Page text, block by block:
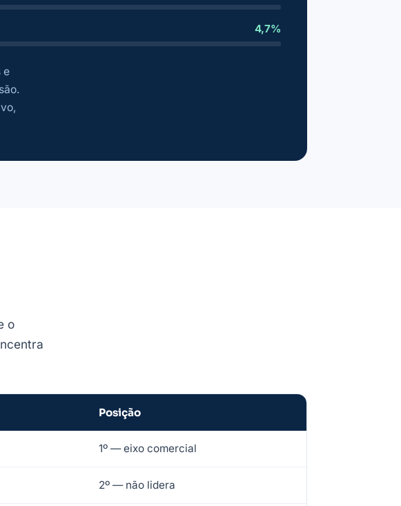
4,7%
e
o
Posição
1º — eixo comercial
2º — não lidera